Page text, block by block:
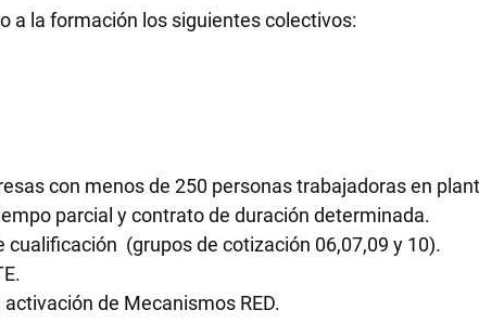
a la formación los siguientes colectivos:
con menos de 250 personas trabajadoras en
parcial y contrato de duración determinada.
cualificación (grupos de cotización 06,07,09 y 10).
de Mecanismos RED.